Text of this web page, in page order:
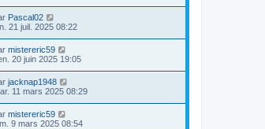
Pascal02
21 juil. 2025 08:22
mistereric59
20 juin 2025 19:05
jacknap1948
11 mars 2025 08:29
mistereric59
9 mars 2025 08:54